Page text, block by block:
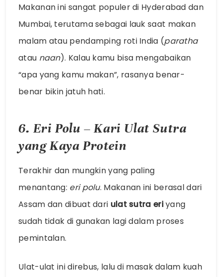
Makanan ini sangat populer di Hyderabad dan
Mumbai, terutama sebagai lauk saat makan
malam atau pendamping roti India (paratha
atau naan). Kalau kamu bisa mengabaikan
“apa yang kamu makan”, rasanya benar-
benar bikin jatuh hati.
6. Eri Polu – Kari Ulat Sutra
yang Kaya Protein
Terakhir dan mungkin yang paling
menantang: eri polu. Makanan ini berasal dari
Assam dan dibuat dari ulat sutra eriyang
sudah tidak di gunakan lagi dalam proses
pemintalan.
Ulat-ulat ini direbus, lalu di masak dalam kuah